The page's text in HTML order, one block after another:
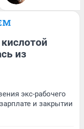
из
экс-рабочего
и закрытии